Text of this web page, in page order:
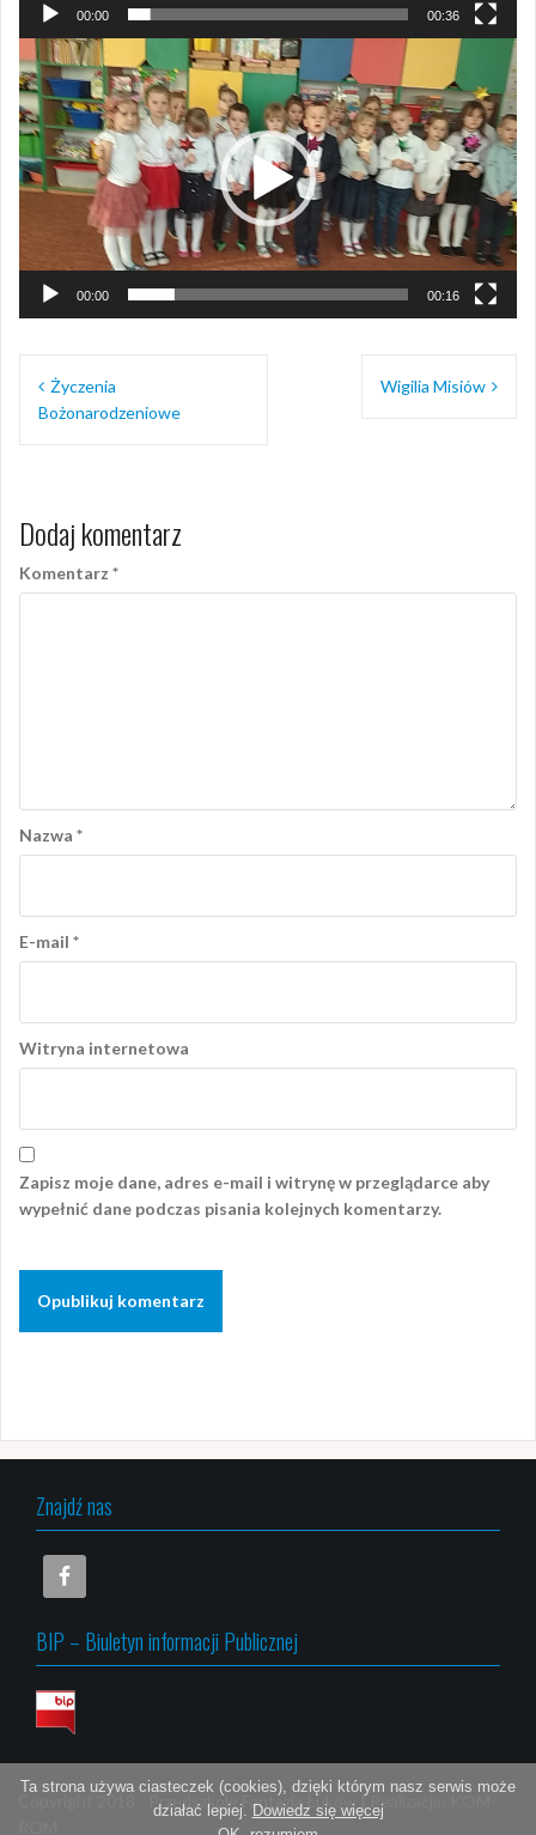
00:00 00:36
Odtwarzacz
video
00:00 00:16
Nawigacja
wpisu
Życzenia
Bożonarodzeniowe
Wigilia Misiów
Dodaj komentarz
Komentarz *
Nazwa *
E-mail *
Witryna internetowa
Zapisz moje dane, adres e-mail i witrynę w przeglądarce aby
wypełnić dane podczas pisania kolejnych komentarzy.
Znajdź nas
BIP – Biuletyn informacji Publicznej
Copyright 2018 - Przedszkole Fantazja Łuków | Realizacja:
Ta strona używa ciasteczek (cookies), dzięki którym nasz serwis może
działać lepiej. Dowiedz się więcej